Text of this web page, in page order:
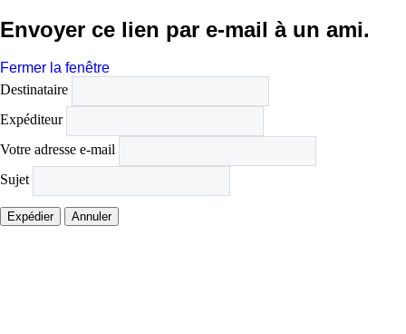
Envoyer ce lien par e-mail à un ami.
Fermer la fenêtre
Destinataire
Expéditeur
Votre adresse e-mail
Sujet
Expédier Annuler